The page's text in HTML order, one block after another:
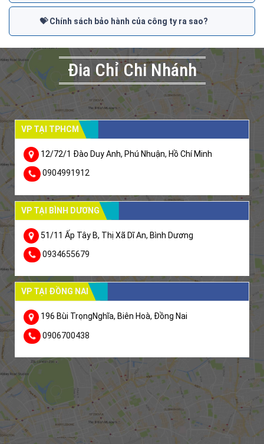
💝 Chính sách bảo hành của công ty ra sao?
Đia Chỉ Chi Nhánh
VP TẠI TPHCM
12/72/1 Đào Duy Anh, Phú Nhuận, Hồ Chí Minh
0904991912
VP TẠI BÌNH DƯƠNG
51/11 Ấp Tây B, Thị Xã Dĩ An, Bình Dương
0934655679
VP TẠI ĐỒNG NAI
196 Bùi TrọngNghĩa, Biên Hoà, Đồng Nai
0906700438